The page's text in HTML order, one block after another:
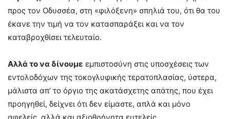
προς τον Οδυσσέα, στη «φιλόξενη» σπηλιά του, ότι θα του
έκανε την τιμή να τον κατασπαράξει και να τον
καταβροχθίσει τελευταίο.
Αλλά το να δίνουμε εμπιστοσύνη στις υποσχέσεις των
εντολοδόχων της τοκογλυφικής τερατοπλασίας, ύστερα,
μάλιστα απ’ το όργιο της ακατάσχετης απάτης, που έχει
προηγηθεί, δείχνει ότι δεν είμαστε, απλά και μόνο